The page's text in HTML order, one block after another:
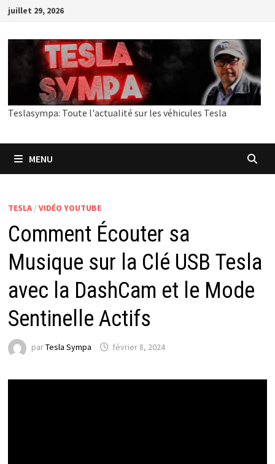
Passer
contenu
juillet 29, 2026
Teslasympa: Toute l'actualité sur les véhicules Tesla
MENU
TESLA/ VIDÉO YOUTUBE
Comment Écouter sa
Musique sur la Clé USB Tesla
avec la DashCam et le Mode
Sentinelle Actifs
parTesla Sympa février 8, 2024